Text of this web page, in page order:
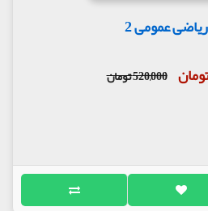
عمومی 2
520,000 تومان